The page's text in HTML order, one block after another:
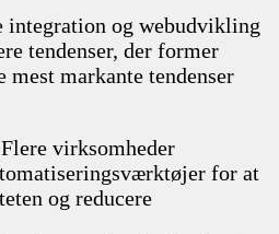
integration og webudvikling
tendenser, der former
mest markante tendenser
virksomheder
for at
og reducere